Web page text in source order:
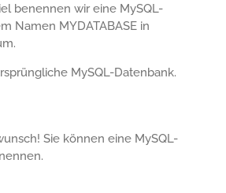
benennen wir eine MySQL-
Namen MYDATABASE in
MySQL-Datenbank.
Sie können eine MySQL-